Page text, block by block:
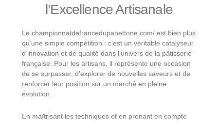
l’Excellence Artisanale
Le championnatdefrancedupanettone.com/ est bien plus
qu’une simple compétition : c’est un véritable catalyseur
d’innovation et de qualité dans l’univers de la pâtisserie
française. Pour les artisans, il représente une occasion
de se surpasser, d’explorer de nouvelles saveurs et de
renforcer leur position sur un marché en pleine
évolution.
En maîtrisant les techniques et en prenant en compte